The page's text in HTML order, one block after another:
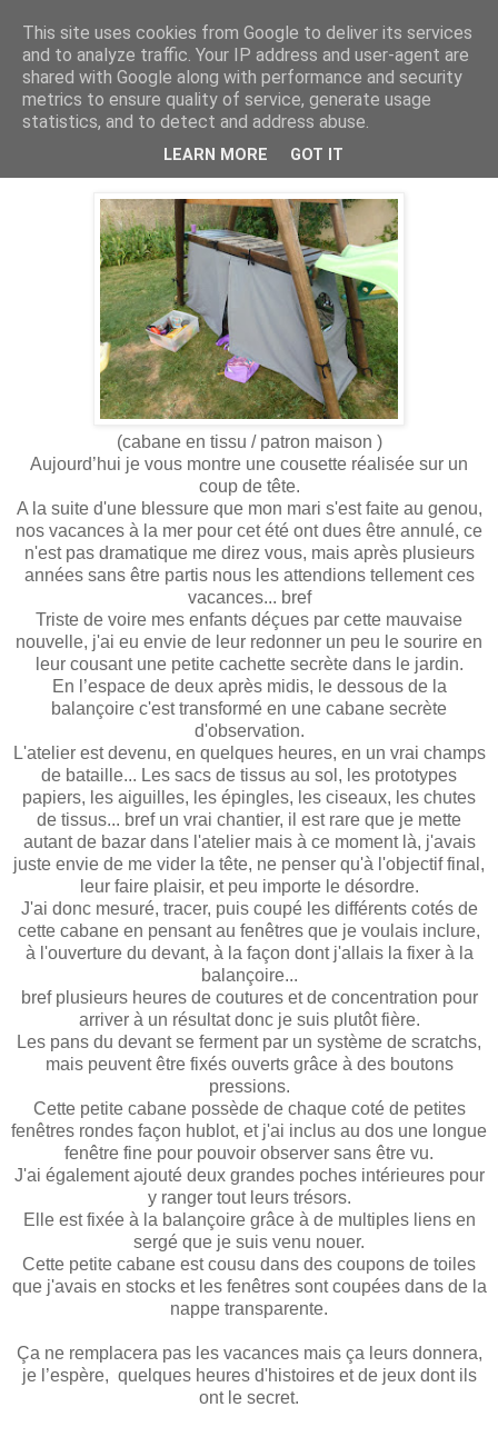
30 juil. 2019
Une cabane pour les vacances
(cabane en tissu / patron maison )
Aujourd’hui je vous montre une cousette réalisée sur un
coup de tête.
A la suite d'une blessure que mon mari s'est faite au genou,
nos vacances à la mer pour cet été ont dues être annulé, ce
n'est pas dramatique me direz vous, mais après plusieurs
années sans être partis nous les attendions tellement ces
vacances... bref
Triste de voire mes enfants déçues par cette mauvaise
nouvelle, j'ai eu envie de leur redonner un peu le sourire en
leur cousant une petite cachette secrète dans le jardin.
En l’espace de deux après midis, le dessous de la
balançoire c'est transformé en une cabane secrète
d'observation.
L'atelier est devenu, en quelques heures, en un vrai champs
de bataille... Les sacs de tissus au sol, les prototypes
papiers, les aiguilles, les épingles, les ciseaux, les chutes
de tissus... bref un vrai chantier, il est rare que je mette
autant de bazar dans l'atelier mais à ce moment là, j'avais
juste envie de me vider la tête, ne penser qu'à l'objectif final,
leur faire plaisir, et peu importe le désordre.
J'ai donc mesuré, tracer, puis coupé les différents cotés de
cette cabane en pensant au fenêtres que je voulais inclure,
à l'ouverture du devant, à la façon dont j'allais la fixer à la
balançoire...
bref plusieurs heures de coutures et de concentration pour
arriver à un résultat donc je suis plutôt fière.
Les pans du devant se ferment par un système de scratchs,
mais peuvent être fixés ouverts grâce à des boutons
pressions.
Cette petite cabane possède de chaque coté de petites
fenêtres rondes façon hublot, et j'ai inclus au dos une longue
fenêtre fine pour pouvoir observer sans être vu.
J'ai également ajouté deux grandes poches intérieures pour
y ranger tout leurs trésors.
Elle est fixée à la balançoire grâce à de multiples liens en
sergé que je suis venu nouer.
Cette petite cabane est cousu dans des coupons de toiles
que j'avais en stocks et les fenêtres sont coupées dans de la
nappe transparente.
Ça ne remplacera pas les vacances mais ça leurs donnera,
je l’espère, quelques heures d'histoires et de jeux dont ils
ont le secret.
This site uses cookies from Google to deliver its services
and to analyze traffic. Your IP address and user-agent are
shared with Google along with performance and security
metrics to ensure quality of service, generate usage
statistics, and to detect and address abuse.
LEARN MORE GOT IT